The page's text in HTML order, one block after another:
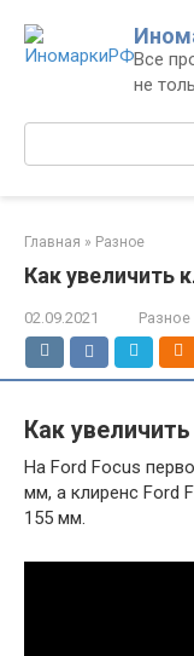
контенту
Все
не
Поиск:
Главная » Разное
Как увеличить
02.09.2021 Разное
Как
На Ford Focus
мм, а клиренс Ford
155 мм.